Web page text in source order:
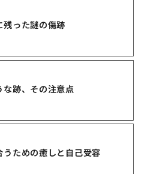
った謎の傷跡
跡、その注意点
ための癒しと自己受容